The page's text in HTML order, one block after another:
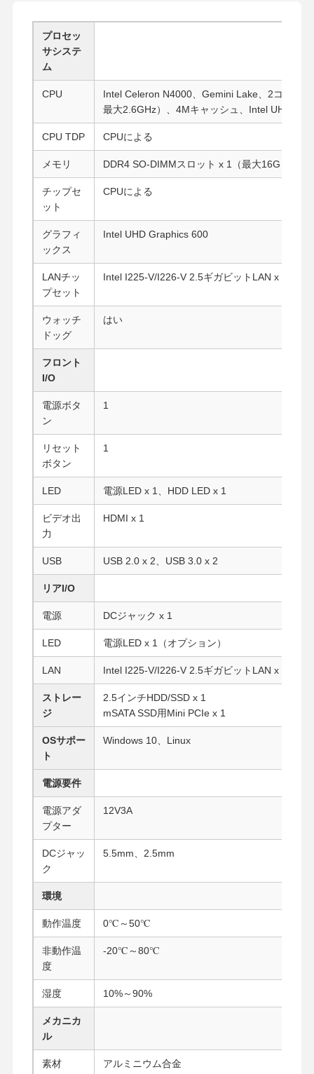
製品 企業情報
ファイアウォール ミニPC
産業小型PC
1UラックマウントPC
NAS ミニPC
セルロンミニPC
コアミニPC
オフィスミニPC
プロセッ
サシステ
ム
CPU
Intel Celeron N4000、Gemini Lake、2コア、2
最大2.6GHz）、4Mキャッシュ、Intel UHD
CPU TDP CPUによる
メモリ DDR4 SO-DIMMスロット x 1（最大16G）シ
チップセ
ット
CPUによる
グラフィ
ックス
Intel UHD Graphics 600
LANチッ
プセット
Intel I225-V/I226-V 2.5ギガビットLAN x 5
ウォッチ
ドッグ
はい
フロント
I/O
電源ボタ
ン
1
リセット
ボタン
1
LED 電源LED x 1、HDD LED x 1
ビデオ出
力
HDMI x 1
USB USB 2.0 x 2、USB 3.0 x 2
リアI/O
電源 DCジャック x 1
LED 電源LED x 1（オプション）
LAN Intel I225-V/I226-V 2.5ギガビットLAN x 5
ストレー
ジ
2.5インチHDD/SSD x 1
mSATA SSD用Mini PCIe x 1
OSサポー
ト
Windows 10、Linux
電源要件
電源アダ
プター
12V3A
DCジャッ
ク
5.5mm、2.5mm
環境
動作温度 0℃～50℃
非動作温
度
-20℃～80℃
湿度 10%～90%
メカニカ
ル
素材 アルミニウム合金